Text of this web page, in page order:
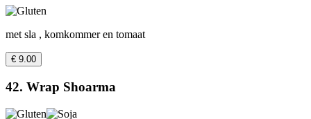
met sla , komkommer en tomaat
€ 9.00
42. Wrap Shoarma